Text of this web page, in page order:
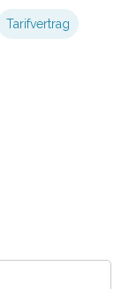
Tarifvertrag